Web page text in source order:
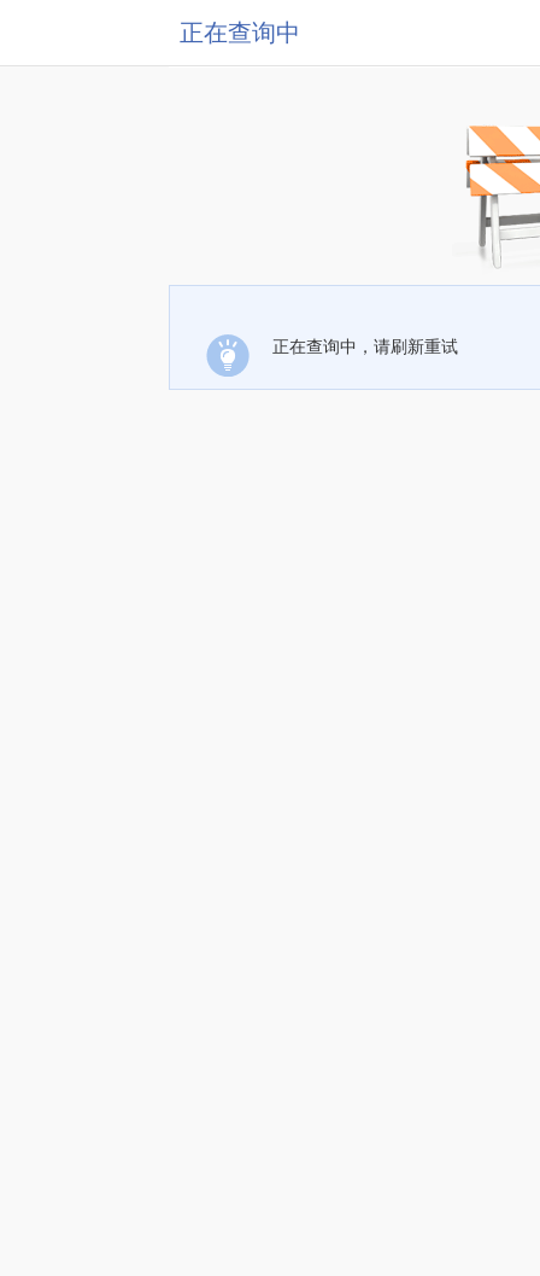
正在查询中
正在查询中，请刷新重试